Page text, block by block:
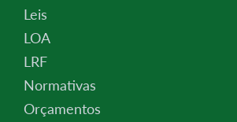
Leis
LOA
LRF
Normativas
Orçamentos